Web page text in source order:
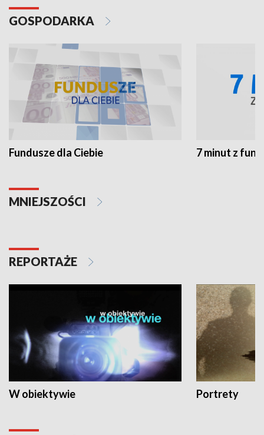
GOSPODARKA
Fundusze dla Ciebie 7 minut z
MNIEJSZOŚCI
REPORTAŻE
W obiektywie Portrety